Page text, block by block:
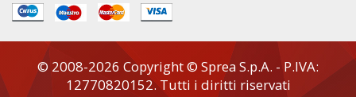
© 2008-2026 Copyright © Sprea S.p.A. - P.IVA:
12770820152. Tutti i diritti riservati